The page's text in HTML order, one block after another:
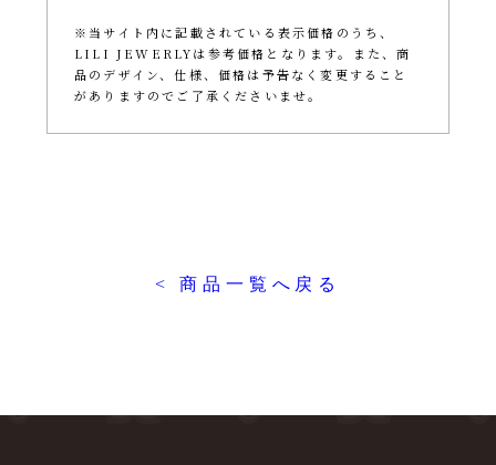
※当サイト内に記載されている表示価格のうち、
LILI JEWERLYは参考価格となります。また、商
品のデザイン、仕様、価格は予告なく変更すること
がありますのでご了承くださいませ。
< 商品一覧へ戻る